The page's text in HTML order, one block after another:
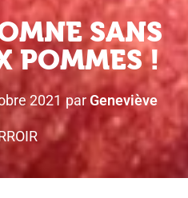
SANS
POMMES !
2021 parGeneviève